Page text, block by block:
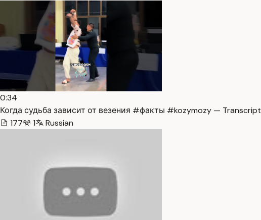
0:34
Когда судьба зависит от везения #факты #kozymozy — Transcript
177
1 Russian